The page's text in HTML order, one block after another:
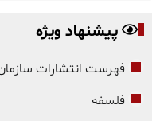
پیشنهاد ویژه
فهرست انتشارات سازمان
فلسفه